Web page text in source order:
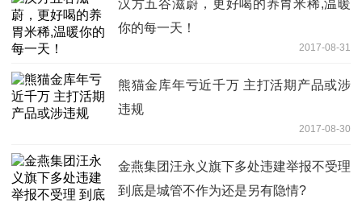
汉方五谷滋蔚，更好喝的养胃米稀,温暖
你的每一天！
2017-08-31
熊猫金库年亏近千万 主打活期产品或涉
违规
2017-08-30
金燕集团汪永义旗下多处违建举报不受理
到底是城管不作为还是另有隐情?